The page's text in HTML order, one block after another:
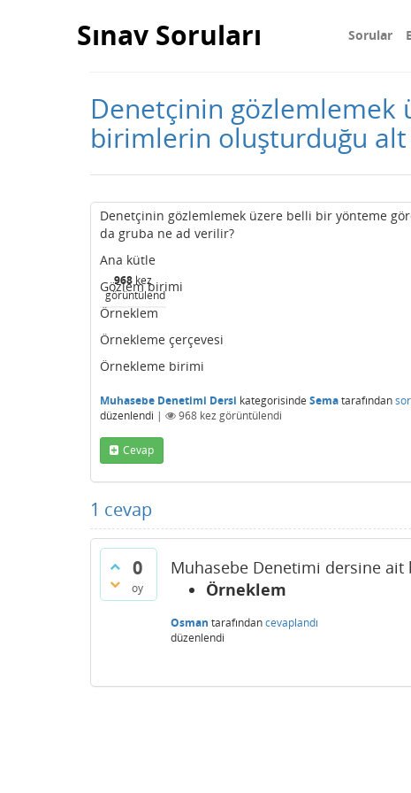
Sınav Soruları Sorular
Denetçinin gözlemlemek
birimlerin oluşturduğu
968 kez
görüntülendi
Denetçinin gözlemlemek üzere belli bir yönteme
da gruba ne ad verilir?
Ana kütle
Gözlem birimi
Örneklem
Örnekleme çerçevesi
Örnekleme birimi
Muhasebe Denetimi Dersi kategorisinde Sematarafından
düzenlendi | 968 kez görüntülendi
Cevap
1 cevap
0
oy
Muhasebe Denetimi dersine
Örneklem
Osman tarafındancevaplandı
düzenlendi